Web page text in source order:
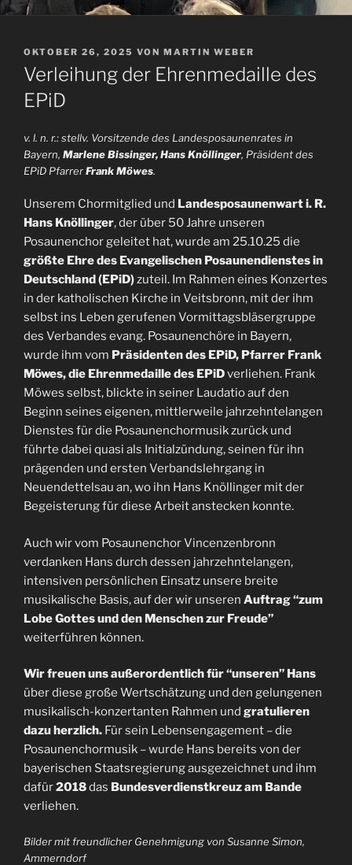
VERÖFFENTLICHT
AM
OKTOBER 26, 2025 VON MARTIN WEBER
Verleihung der Ehrenmedaille des
EPiD
v. l. n. r.: stellv. Vorsitzende des Landesposaunenrates in
Bayern, Marlene Bissinger, Hans Knöllinger, Präsident des
EPiD PfarrerFrank Möwes.
Unserem Chormitglied und Landesposaunenwart i. R.
Hans Knöllinger, der über 50 Jahre unseren
Posaunenchor geleitet hat, wurde am 25.10.25 die
größte Ehre des Evangelischen Posaunendienstes in
Deutschland (EPiD)zuteil. Im Rahmen eines Konzertes
in der katholischen Kirche in Veitsbronn, mit der ihm
selbst ins Leben gerufenen Vormittagsbläsergruppe
des Verbandes evang. Posaunenchöre in Bayern,
wurde ihm vom Präsidenten des EPiD, Pfarrer Frank
Möwes, die Ehrenmedaille des EPiDverliehen. Frank
Möwes selbst, blickte in seiner Laudatio auf den
Beginn seines eigenen, mittlerweile jahrzehntelangen
Dienstes für die Posaunenchormusik zurück und
führte dabei quasi als Initialzündung, seinen für ihn
prägenden und ersten Verbandslehrgang in
Neuendettelsau an, wo ihn Hans Knöllinger mit der
Begeisterung für diese Arbeit anstecken konnte.
Auch wir vom Posaunenchor Vincenzenbronn
verdanken Hans durch dessen jahrzehntelangen,
intensiven persönlichen Einsatz unsere breite
musikalische Basis, auf der wir unseren Auftrag “zum
Lobe Gottes und den Menschen zur Freude”
weiterführen können.
Wir freuen uns außerordentlich für “unseren” Hans
über diese große Wertschätzung und den gelungenen
musikalisch-konzertanten Rahmen und gratulieren
dazu herzlich. Für sein Lebensengagement – die
Posaunenchormusik – wurde Hans bereits von der
bayerischen Staatsregierung ausgezeichnet und ihm
dafür2018das Bundesverdienstkreuz am Bande
verliehen.
Bilder mit freundlicher Genehmigung von Susanne Simon,
Ammerndorf